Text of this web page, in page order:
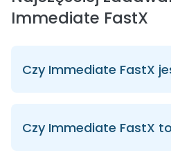
Immediate FastX
Czy Immediate FastX
Czy Immediate FastX